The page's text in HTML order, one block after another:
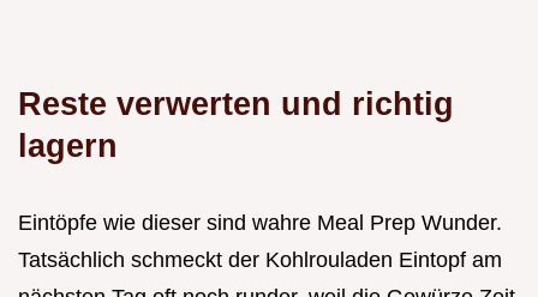
Reste verwerten und richtig
lagern
Eintöpfe wie dieser sind wahre Meal Prep Wunder.
Tatsächlich schmeckt der Kohlrouladen Eintopf am